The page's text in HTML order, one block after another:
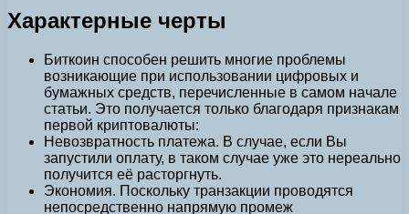
Характерные черты
Биткоин способен решить многие проблемы
возникающие при использовании цифровых и
бумажных средств, перечисленные в самом начале
статьи. Это получается только благодаря признакам
первой криптовалюты:
Невозвратность платежа. В случае, если Вы
запустили оплату, в таком случае уже это нереально
получится её расторгнуть.
Экономия. Поскольку транзакции проводятся
непосредственно напрямую промеж